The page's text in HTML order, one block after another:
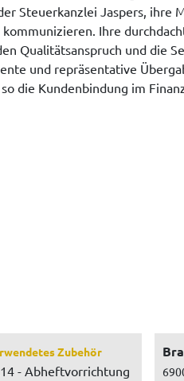
Steuerkanzlei Jaspers, ihre
Ihre
Qualitätsanspruch und die
und repräsentative
die Kundenbindung im
Zubehör
- Abheftvorrichtung